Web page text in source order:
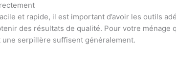
et rapide, il est important d’avoir les outils
des résultats de qualité. Pour votre
une serpillère suffisent généralement.